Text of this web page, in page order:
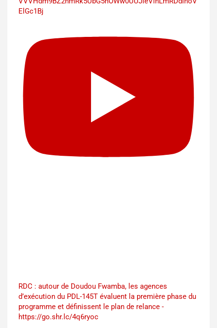
ElGc1Bj
RDC : autour de Doudou Fwamba, les agences
d’exécution du PDL-145T évaluent la première phase du
programme et définissent le plan de relance -
https://go.shr.lc/4q6ryoc